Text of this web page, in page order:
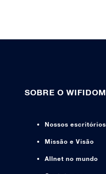
SOBRE O WIFIDOM
Nossos escritórios
Missão e Visão
Allnet no mundo